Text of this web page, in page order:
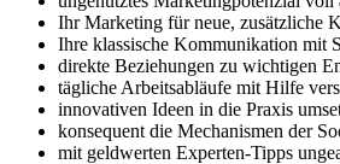
Ihr Marketing für neue, zusätzliche
Ihre klassische Kommunikation mit
direkte Beziehungen zu wichtigen
tägliche Arbeitsabläufe mit Hilfe
innovativen Ideen in die Praxis
konsequent die Mechanismen der
mit geldwerten Experten-Tipps